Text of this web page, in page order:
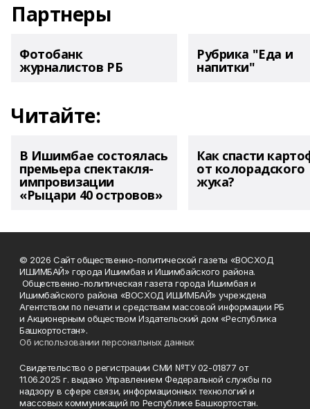
Партнеры
Фотобанк
журналистов РБ
Рубрика "Еда и
напитки"
Читайте:
В Ишимбае состоялась
премьера спектакля-
импровизации
«Рыцари 40 островов»
Как спасти
от колорадского
жука?
© 2026 Сайт общественно-политической газеты «ВОСХОД
ИШИМБАЙ» города Ишимбая и Ишимбайского района.
Общественно-политическая газета города Ишимбая и
Ишимбайского района «ВОСХОД ИШИМБАЙ» учреждена
Агентством по печати и средствам массовой информации РБ
и Акционерным обществом Издательский дом «Республика
Башкортостан».
Об использовании персональных данных
Свидетельство о регистрации СМИ №ТУ 02-01877 от
11.06.2025 г. выдано Управлением Федеральной службы по
надзору в сфере связи, информационных технологий и
массовых коммуникаций по Республике Башкортостан.